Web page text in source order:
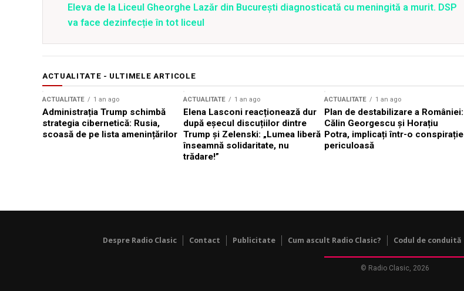
Eleva de la Liceul Gheorghe Lazăr din București diagnosticată cu meningită a murit. DSP
va face dezinfecție în tot liceul
ACTUALITATE - ULTIMELE ARTICOLE
ACTUALITATE 1 an ago
Administrația Trump schimbă
strategia cibernetică: Rusia,
scoasă de pe lista amenințărilor
ACTUALITATE 1 an ago
Elena Lasconi reacționează dur
după eșecul discuțiilor dintre
Trump și Zelenski: „Lumea liberă
înseamnă solidaritate, nu
trădare!”
ACTUALITATE 1 an ago
Plan de destabilizare a României:
Călin Georgescu și Horațiu
Potra, implicați într-o conspirație
periculoasă
Despre Radio Clasic Contact Publicitate Cum ascult Radio Clasic? Codul de conduită
© Radio Clasic, 2026